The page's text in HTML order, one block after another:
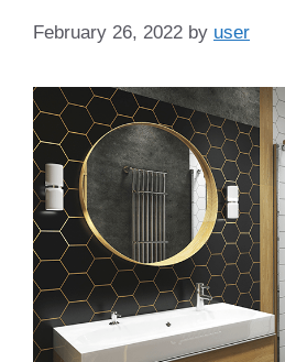
February 26, 2022 by user